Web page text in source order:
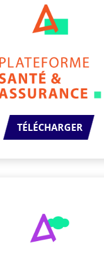
TÉLÉCHARGER